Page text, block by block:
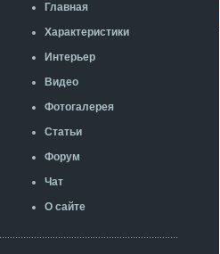
Главная
Характеристики
Интерьер
Видео
Фотогалерея
Статьи
Форум
Чат
О сайте